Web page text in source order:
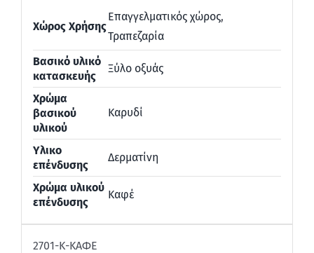
Χώρος Χρήσης
Επαγγελματικός χώρος,
Τραπεζαρία
Βασικό υλικό
κατασκευής
Ξύλο οξυάς
Χρώμα
βασικού
υλικού
Καρυδί
Υλικο
επένδυσης
Δερματίνη
Χρώμα υλικού
επένδυσης
Καφέ
2701-Κ-ΚΑΦΕ